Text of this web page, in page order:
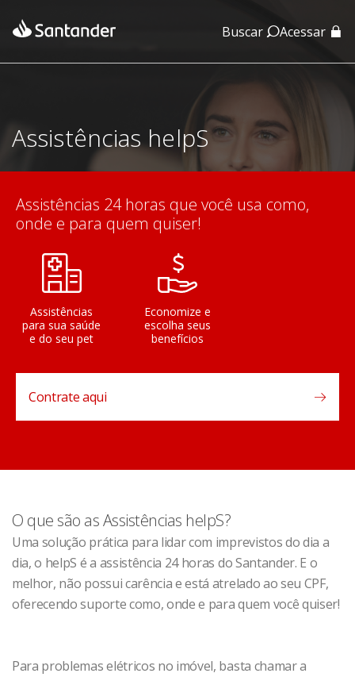
App Santander Buscar Acessar
Assistências helpS
Assistências 24 horas que você usa como,
onde e para quem quiser!
Assistências
para sua saúde
e do seu pet
Economize e
escolha seus
benefícios
Contrate aqui
O que são as Assistências helpS?
Uma solução prática para lidar com imprevistos do dia a
dia, o helpS é a assistência 24 horas do Santander. E o
melhor, não possui carência e está atrelado ao seu CPF,
oferecendo suporte como, onde e para quem você quiser!
Para problemas elétricos no imóvel, basta chamar a